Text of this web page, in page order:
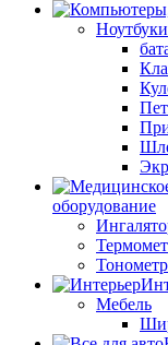
Ноутбуки
оборудование
Мебель